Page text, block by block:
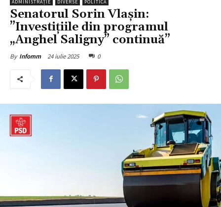
ADMINISTRAȚIE DIVERSE POLITICĂ
Senatorul Sorin Vlașin:
”Investițiile din programul
„Anghel Saligny” continuă”
By Infomm 24 iulie 2025 0